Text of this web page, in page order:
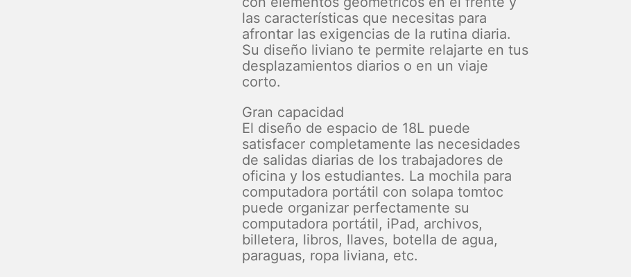
las características que necesitas para
afrontar las exigencias de la rutina diaria.
Su diseño liviano te permite relajarte en tus
desplazamientos diarios o en un viaje
corto.
Gran capacidad
El diseño de espacio de 18L puede
satisfacer completamente las necesidades
de salidas diarias de los trabajadores de
oficina y los estudiantes. La mochila para
computadora portátil con solapa tomtoc
puede organizar perfectamente su
computadora portátil, iPad, archivos,
billetera, libros, llaves, botella de agua,
paraguas, ropa liviana, etc.